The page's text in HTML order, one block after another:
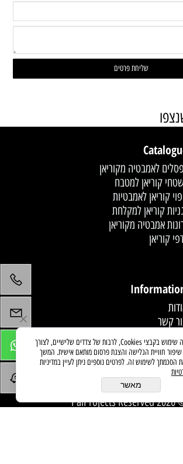
לאמבטיה מקוריאן
קוריאן למטבח
קוריאן לאמבטיות
קוריאן למקלחת
אמבטיה מקוריאן
קוריאן
קשר
משלוחים
© 2020
לידיעתך, באתרנו נעשה שימוש בקבצי Cookies, לרבות של צדדים שלישיים, לצורך
חוויית הגלישה והצגת פרסום מותאם אישית. המשך
לשימוש זה. לפרטים נוספים ניתן לעיין במדיניות
מאשר